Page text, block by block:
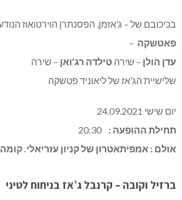
בכיכובם של – ג’אזמן, הפסנתרן הוירטואוז
פאטשקה –
עדן הולן – שירה טילדה רג’ואן – שירה
שלישיית הג’אז של ליאוניד פטשקה
יום שישי 24.09.2021
תחילת ההופעה : 20:30
אולם : אמפיתאטרון של קניון עזריאלי. קומה 3
ברזיל וקובה – קרנבל ג’אז בניחוח לטיני